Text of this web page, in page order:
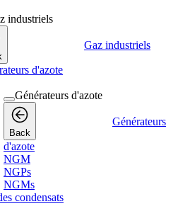
industriels
Gaz industriels
d'azote
Générateurs d'azote
Back
Générateurs
d'azote
NGM
NGPs
NGMs
condensats